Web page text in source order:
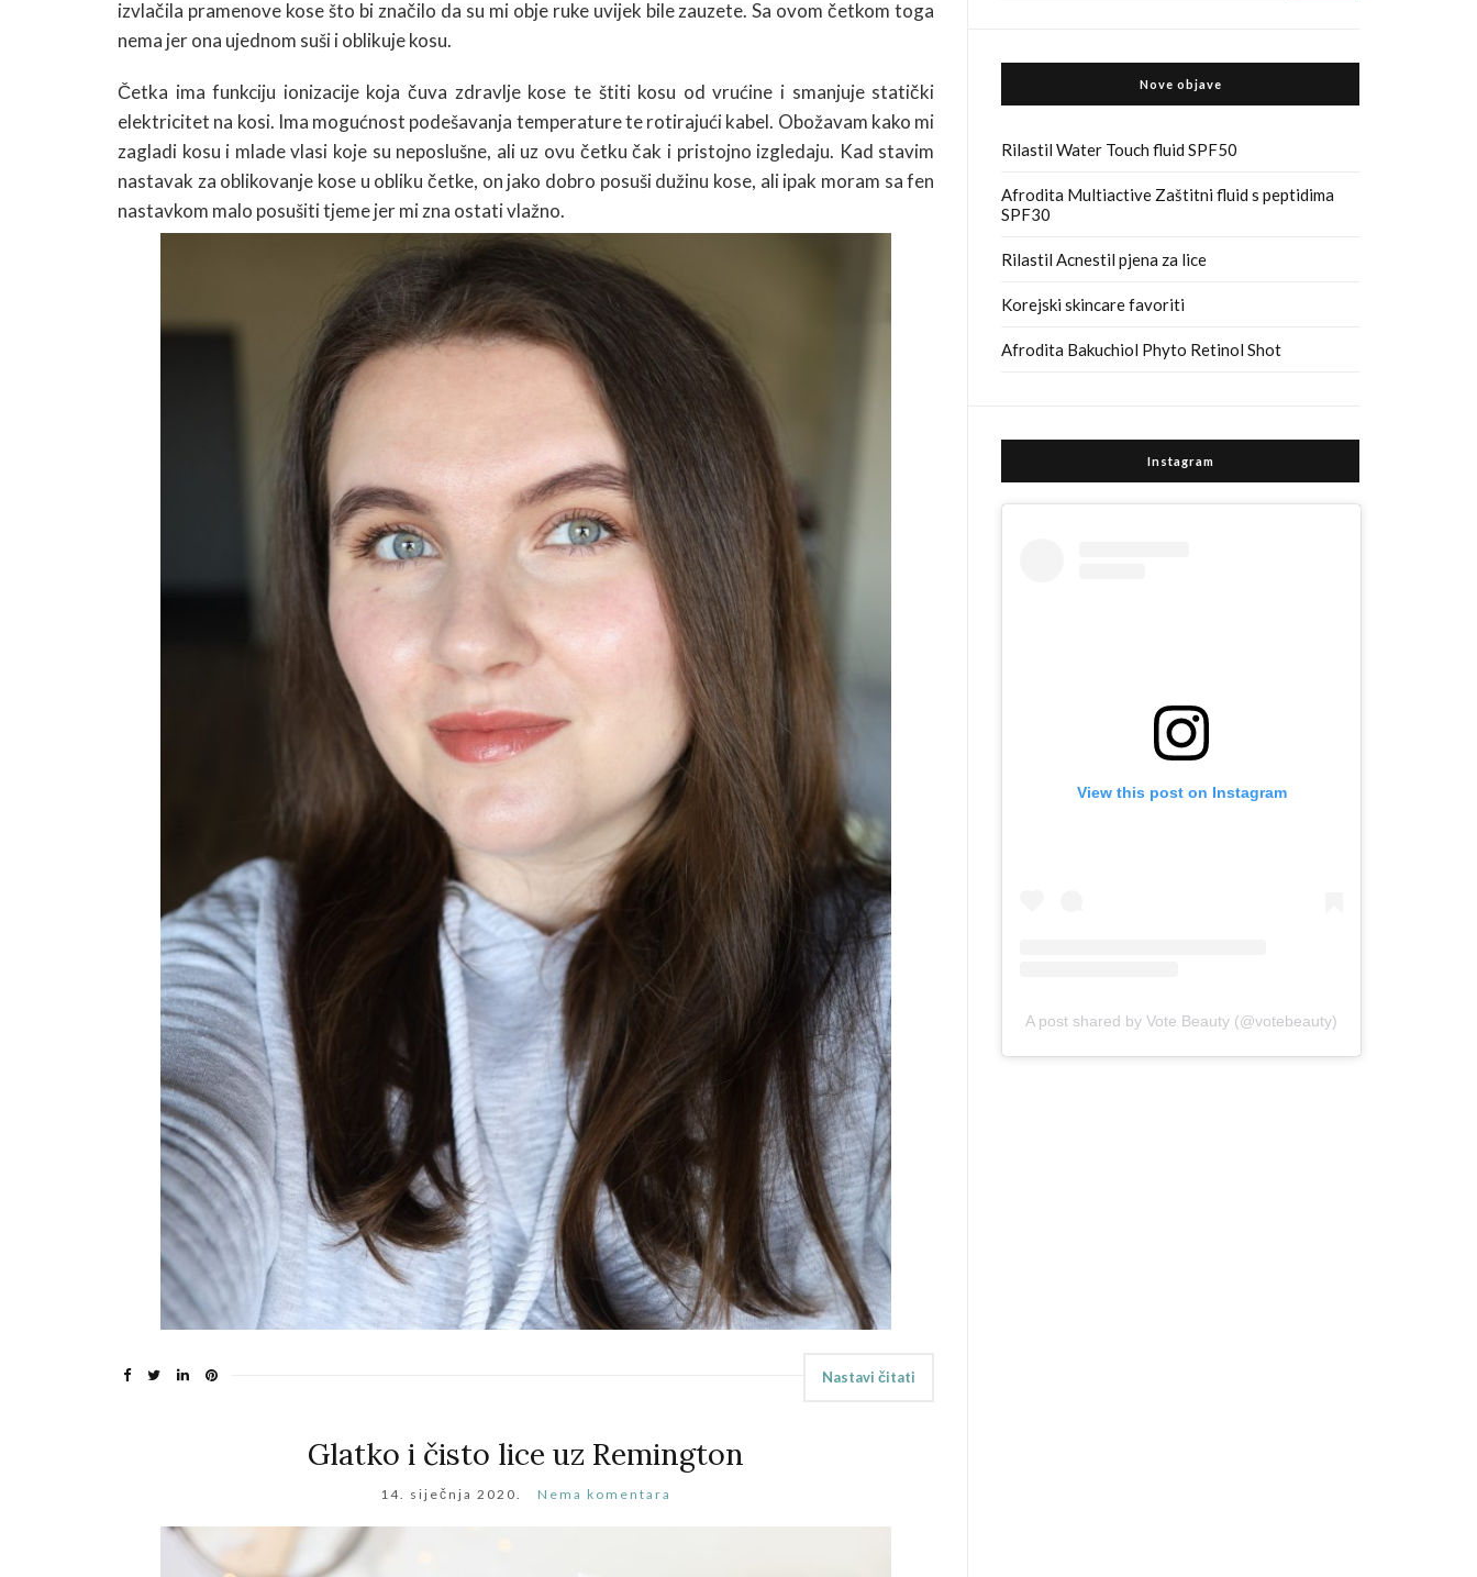
izvlačila pramenove kose što bi značilo da su mi obje ruke uvijek bile zauzete. Sa ovom četkom toga
nema jer ona ujednom suši i oblikuje kosu.
Četka ima funkciju ionizacije koja čuva zdravlje kose te štiti kosu od vrućine i smanjuje statički
elektricitet na kosi. Ima mogućnost podešavanja temperature te rotirajući kabel. Obožavam kako mi
zagladi kosu i mlade vlasi koje su neposlušne, ali uz ovu četku čak i pristojno izgledaju. Kad stavim
nastavak za oblikovanje kose u obliku četke, on jako dobro posuši dužinu kose, ali ipak moram sa fen
nastavkom malo posušiti tjeme jer mi zna ostati vlažno.
Nastavi čitati
Glatko i čisto lice uz Remington
14. siječnja 2020. Nema komentara
Nove objave
Rilastil Water Touch fluid SPF50
Afrodita Multiactive Zaštitni fluid s peptidima
SPF30
Rilastil Acnestil pjena za lice
Korejski skincare favoriti
Afrodita Bakuchiol Phyto Retinol Shot
Instagram
View this post on Instagram
A post shared by Vote Beauty (@votebeauty)